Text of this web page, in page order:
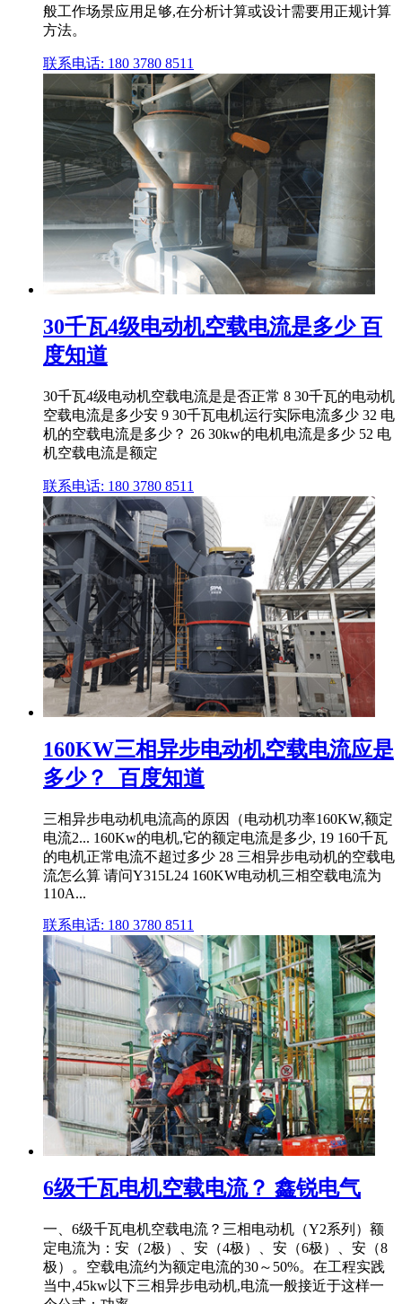
般工作场景应用足够,在分析计算或设计需要用正规计算
方法。
联系电话: 180 3780 8511
30千瓦4级电动机空载电流是多少 百
度知道
30千瓦4级电动机空载电流是是否正常 8 30千瓦的电动机
空载电流是多少安 9 30千瓦电机运行实际电流多少 32 电
机的空载电流是多少？ 26 30kw的电机电流是多少 52 电
机空载电流是额定
联系电话: 180 3780 8511
160KW三相异步电动机空载电流应是
多少？_百度知道
三相异步电动机电流高的原因（电动机功率160KW,额定
电流2... 160Kw的电机,它的额定电流是多少, 19 160千瓦
的电机正常电流不超过多少 28 三相异步电动机的空载电
流怎么算 请问Y315L24 160KW电动机三相空载电流为
110A...
联系电话: 180 3780 8511
6级千瓦电机空载电流？ 鑫锐电气
一、6级千瓦电机空载电流？三相电动机（Y2系列）额
定电流为：安（2极）、安（4极）、安（6极）、安（8
极）。空载电流约为额定电流的30～50%。在工程实践
当中,45kw以下三相异步电动机,电流一般接近于这样一